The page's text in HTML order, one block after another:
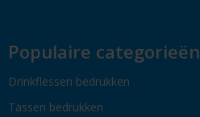
Populaire categorieën
Drinkflessen bedrukken
Tassen bedrukken